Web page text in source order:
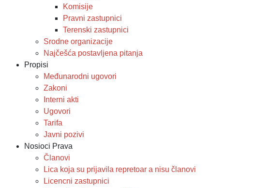
Komisije
Pravni zastupnici
Terenski zastupnici
Srodne organizacije
Najčešća postavljena pitanja
Propisi
Međunarodni ugovori
Zakoni
Interni akti
Ugovori
Tarifa
Javni pozivi
Nosioci Prava
Članovi
Lica koja su prijavila repretoar a nisu članovi
Licencni zastupnici